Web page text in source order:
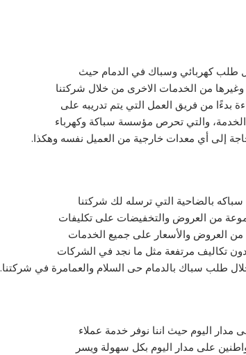
طلب كهربائي وسباك في الدمام حيث
من الخدمات الاخرى من خلال شركتنا
بدءًا من فريق العمل التي يتم تدريبه على
والتي تحرص مؤسسة سباكة وكهرباء
إلى أي معدات خارجية من العميل نفسه وهكذا.
بالضاحية التي ترسله لك شركتنا
من العروض والتخفيضات على تكليفات
العروض والأسعار على جميع الخدمات
تكاليف مرتفعة مثل ما نجد في الشركات
طلب سباك بالدمام حى السلام والعمامرة في شركتنا.
اليوم حيث اننا نوفر خدمة عملاء
على مدار اليوم بكل سهولة ويسر